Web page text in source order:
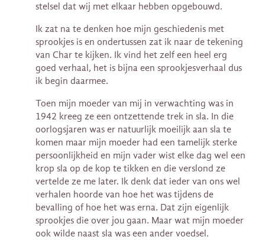
stelsel dat wij met elkaar hebben opgebouwd.
Ik zat na te denken hoe mijn geschiedenis met
sprookjes is en ondertussen zat ik naar de tekening
van Char te kijken. Ik vind het zelf een heel erg
goed verhaal, het is bijna een sprookjesverhaal dus
ik begin daarmee.
Toen mijn moeder van mij in verwachting was in
1942 kreeg ze een ontzettende trek in sla. In die
oorlogsjaren was er natuurlijk moeilijk aan sla te
komen maar mijn moeder had een tamelijk sterke
persoonlijkheid en mijn vader wist elke dag wel een
krop sla op de kop te tikken en die verslond ze
vertelde ze me later. Ik denk dat ieder van ons wel
verhalen hoorde van hoe het was tijdens de
bevalling of hoe het was erna. Dat zijn eigenlijk
sprookjes die over jou gaan. Maar wat mijn moeder
ook wilde naast sla was een ander voedsel.